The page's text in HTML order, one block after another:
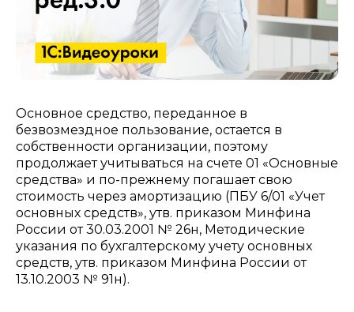
Основное средство, переданное в
безвозмездное пользование, остается в
собственности организации, поэтому
продолжает учитываться на счете 01 «Основные
средства» и по-прежнему погашает свою
стоимость через амортизацию (ПБУ 6/01 «Учет
основных средств», утв. приказом Минфина
России от 30.03.2001 № 26н, Методические
указания по бухгалтерскому учету основных
средств, утв. приказом Минфина России от
13.10.2003 № 91н).